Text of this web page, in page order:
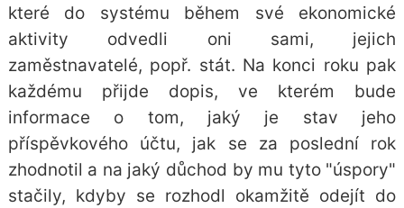
které do systému během své ekonomické
aktivity odvedli oni sami, jejich
zaměstnavatelé, popř. stát. Na konci roku pak
každému přijde dopis, ve kterém bude
informace o tom, jaký je stav jeho
příspěvkového účtu, jak se za poslední rok
zhodnotil a na jaký důchod by mu tyto "úspory"
stačily, kdyby se rozhodl okamžitě odejít do